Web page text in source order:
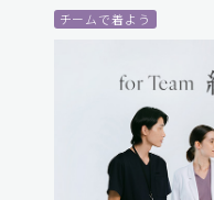
チームで着よう